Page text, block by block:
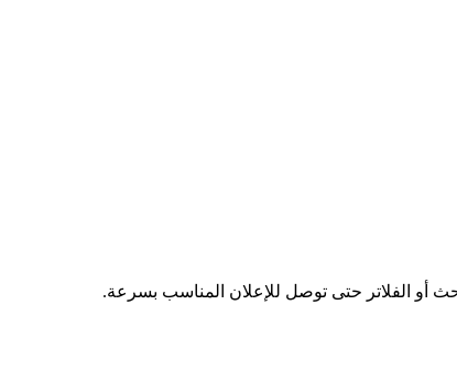
أو الفلاتر حتى توصل للإعلان المناسب بسرعة.